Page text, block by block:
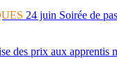
24 juin Soirée de
des prix aux apprentis